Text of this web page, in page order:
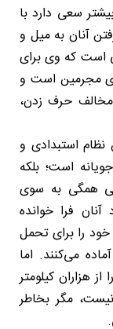
سعی دارد با
آنان به میل و
است که وی برای
مجرمین است و
حرف زدن،
استبدادی و
است؛ بلکه
همگی به سوی
فرا خوانده
خود را برای تحمل
می‌کنند. اما
هزاران کیلومتر
مگر بخاطر